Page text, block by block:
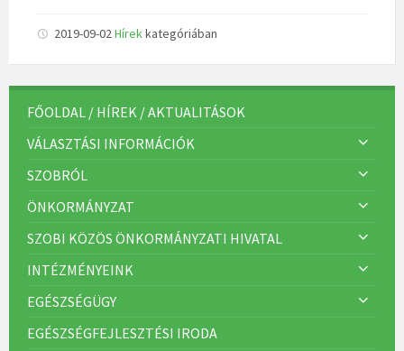
2019-09-02Hírekkategóriában
FŐOLDAL / HÍREK / AKTUALITÁSOK
VÁLASZTÁSI INFORMÁCIÓK
SZOBRÓL
ÖNKORMÁNYZAT
SZOBI KÖZÖS ÖNKORMÁNYZATI HIVATAL
INTÉZMÉNYEINK
EGÉSZSÉGÜGY
EGÉSZSÉGFEJLESZTÉSI IRODA